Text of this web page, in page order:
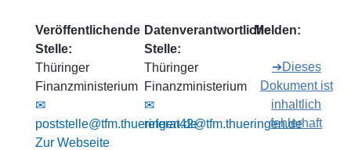
Veröffentlichende
Stelle:
Thüringer
Finanzministerium
✉
poststelle@tfm.thueringen.de
Zur Webseite
Datenverantwortliche
Stelle:
Thüringer
Finanzministerium
✉
referat42@tfm.thueringen.de
Melden:
➔Dieses
Dokument ist
inhaltlich
fehlerhaft